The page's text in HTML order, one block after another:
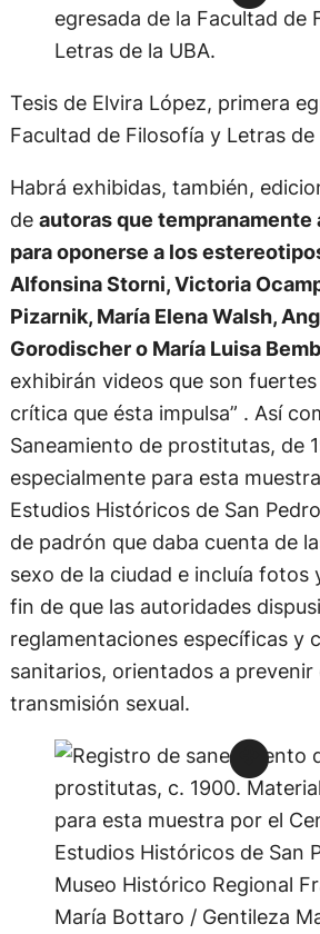
Tesis de Elvira López, primera
Facultad de Filosofía y Letras de
Habrá exhibidas, también,
de autoras que tempranamente
para oponerse a los
Alfonsina Storni, Victoria
Pizarnik, María Elena Walsh,
Gorodischer o María Luisa
exhibirán videos que son
crítica que ésta impulsa” . Así
Saneamiento de prostitutas, de
especialmente para esta
Estudios Históricos de San
de padrón que daba cuenta de
sexo de la ciudad e incluía fotos
fin de que las autoridades
reglamentaciones específicas y
sanitarios, orientados a
transmisión sexual.